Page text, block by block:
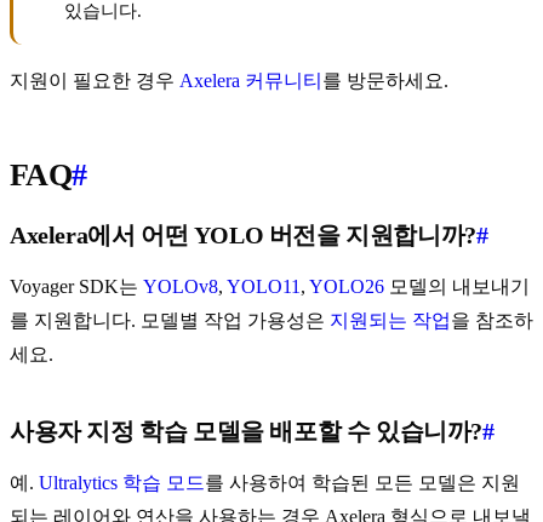
있습니다.
지원이 필요한 경우 Axelera 커뮤니티 를 방문하세요.
FAQ#
Axelera에서 어떤 YOLO 버전을 지원합니까?#
Voyager SDK는 YOLOv8, YOLO11 , YOLO26 모델의 내보내기
를 지원합니다. 모델별 작업 가용성은 지원되는 작업을 참조하
세요.
사용자 지정 학습 모델을 배포할 수 있습니까?#
예. Ultralytics 학습 모드를 사용하여 학습된 모든 모델은 지원
되는 레이어와 연산을 사용하는 경우 Axelera 형식으로 내보낼